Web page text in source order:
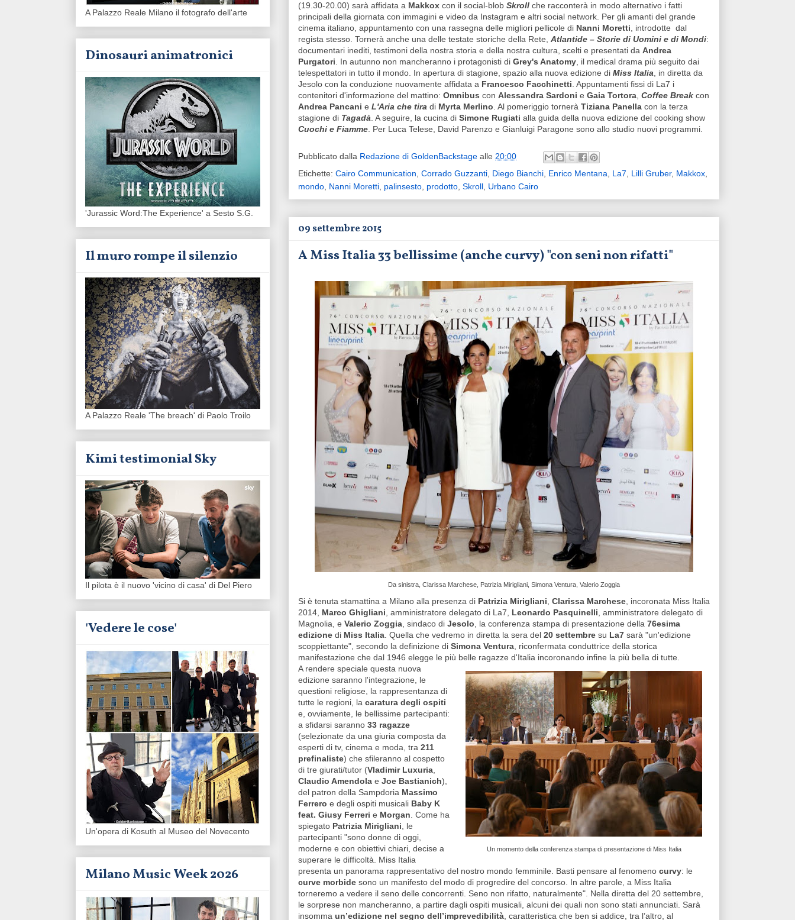
(19.30-20.00) sarà affidata a Makkox con il social-blob Skroll che racconterà in modo alternativo i fatti
principali della giornata con immagini e video da Instagram e altri social network. Per gli amanti del grande
cinema italiano, appuntamento con una rassegna delle migliori pellicole di Nanni Moretti, introdotte dal
regista stesso. Tornerà anche una delle testate storiche della Rete, Atlantide – Storie di Uomini e di Mondi:
documentari inediti, testimoni della nostra storia e della nostra cultura, scelti e presentati da Andrea
Purgatori. In autunno non mancheranno i protagonisti di Grey's Anatomy, il medical drama più seguito dai
telespettatori in tutto il mondo. In apertura di stagione, spazio alla nuova edizione di Miss Italia, in diretta da
Jesolo con la conduzione nuovamente affidata a Francesco Facchinetti. Appuntamenti fissi di La7 i
contenitori d'informazione del mattino: Omnibus con Alessandra Sardoni e Gaia Tortora, Coffee Break con
Andrea Pancani e L'Aria che tira di Myrta Merlino. Al pomeriggio tornerà Tiziana Panella con la terza
stagione di Tagadà. A seguire, la cucina di Simone Rugiati alla guida della nuova edizione del cooking show
Cuochi e Fiamme. Per Luca Telese, David Parenzo e Gianluigi Paragone sono allo studio nuovi programmi.
Pubblicato dalla Redazione di GoldenBackstage alle 20:00
Etichette: Cairo Communication, Corrado Guzzanti, Diego Bianchi, Enrico Mentana, La7, Lilli Gruber, Makkox,
mondo, Nanni Moretti, palinsesto, prodotto, Skroll, Urbano Cairo
09 settembre 2015
A Miss Italia 33 bellissime (anche curvy) "con seni non rifatti"
Da sinistra, Clarissa Marchese, Patrizia Mirigliani, Simona Ventura, Valerio Zoggia
Si è tenuta stamattina a Milano alla presenza di Patrizia Mirigliani, Clarissa Marchese, incoronata Miss Italia
2014, Marco Ghigliani, amministratore delegato di La7, Leonardo Pasquinelli, amministratore delegato di
Magnolia, e Valerio Zoggia, sindaco di Jesolo, la conferenza stampa di presentazione della 76esima
edizione di Miss Italia. Quella che vedremo in diretta la sera del 20 settembre su La7 sarà "un'edizione
scoppiettante", secondo la definizione di Simona Ventura, riconfermata conduttrice della storica
manifestazione che dal 1946 elegge le più belle ragazze d'Italia incoronando infine la più bella di tutte.
Un momento della conferenza stampa di presentazione di Miss Italia
A rendere speciale questa nuova
edizione saranno l'integrazione, le
questioni religiose, la rappresentanza di
tutte le regioni, la caratura degli ospiti
e, ovviamente, le bellissime partecipanti:
a sfidarsi saranno 33 ragazze
(selezionate da una giuria composta da
esperti di tv, cinema e moda, tra 211
prefinaliste) che sfileranno al cospetto
di tre giurati/tutor (Vladimir Luxuria,
Claudio Amendola e Joe Bastianich),
del patron della Sampdoria Massimo
Ferrero e degli ospiti musicali Baby K
feat. Giusy Ferreri e Morgan. Come ha
spiegato Patrizia Mirigliani, le
partecipanti "sono donne di oggi,
moderne e con obiettivi chiari, decise a
superare le difficoltà. Miss Italia
presenta un panorama rappresentativo del nostro mondo femminile. Basti pensare al fenomeno curvy: le
curve morbide sono un manifesto del modo di progredire del concorso. In altre parole, a Miss Italia
torneremo a vedere il seno delle concorrenti. Seno non rifatto, naturalmente". Nella diretta del 20 settembre,
le sorprese non mancheranno, a partire dagli ospiti musicali, alcuni dei quali non sono stati annunciati. Sarà
insomma un’edizione nel segno dell’imprevedibilità, caratteristica che ben si addice, tra l’altro, al
A Palazzo Reale Milano il fotografo dell'arte
Dinosauri animatronici
'Jurassic Word:The Experience' a Sesto S.G.
Il muro rompe il silenzio
A Palazzo Reale 'The breach' di Paolo Troilo
Kimi testimonial Sky
Il pilota è il nuovo 'vicino di casa' di Del Piero
'Vedere le cose'
Un'opera di Kosuth al Museo del Novecento
Milano Music Week 2026